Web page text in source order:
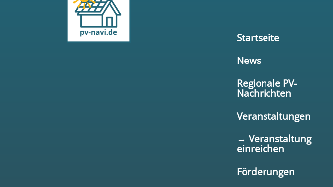
Startseite
News
Regionale PV-
Nachrichten
Veranstaltungen
→ Veranstaltung
einreichen
Förderungen